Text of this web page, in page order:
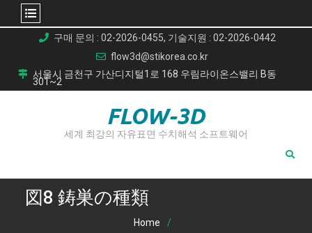
content
구매 문의 : 02-2026-0455, 기술지원 : 02-2026-0442
flow3d@stikorea.co.kr
서울시 금천구 가산디지털1로 168 우림라이온스밸리 B동
301~2
FLOW-3D
세계 최강의 자유표면 수치해석 소프트웨어
図8 鋳巣の種類
Home